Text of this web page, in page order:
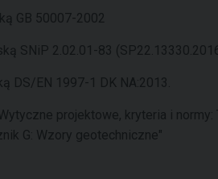
GB 50007-2002
SNiP 2.02.01-83
DS/EN 1997-1 DK NA:2013.
projektowe, kryteria i
G: Wzory geotechniczne"